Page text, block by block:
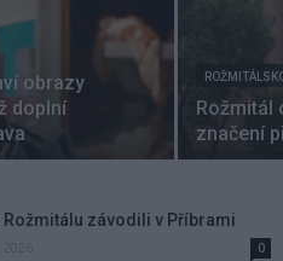
obrazy
doplní
Rožmitál
značení
závodili v Příbrami
0